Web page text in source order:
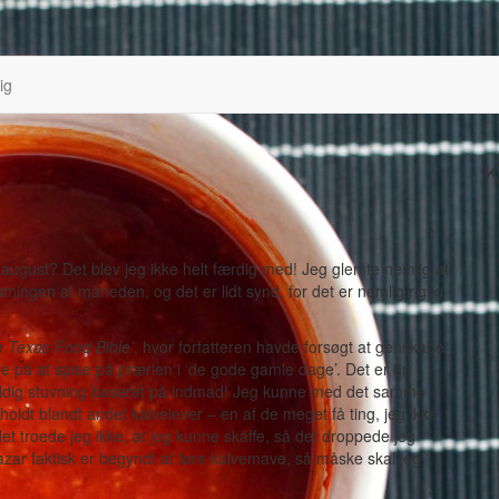
Det blev jeg ikke helt færdig med! Jeg glemte nemlig at
af måneden, og det er lidt synd, for det er nemlig rigtig
Texas Food Bible’, hvor forfatteren havde forsøgt at genskabe
at spise på prærien i ‘de gode gamle dage’. Det er en
stuvning baseret på indmad! Jeg kunne med det samme
blandt andet kalvelever – en af de meget få ting, jeg ikke
troede jeg ikke, at jeg kunne skaffe, så det droppede jeg
faktisk er begyndt at føre kalvemave, så måske skal jeg